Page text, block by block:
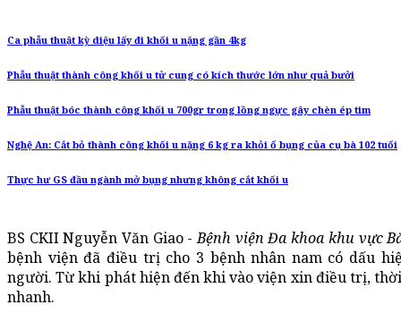
Ca phẫu thuật kỳ diệu lấy đi khối u nặng gần 4kg
Phẫu thuật thành công khối u tử cung có kích thước lớn như quả bưởi
Phẫu thuật bóc thành công khối u 700gr trong lồng ngực gây chèn ép tim
Nghệ An: Cắt bỏ thành công khối u nặng 6 kg ra khỏi ổ bụng của cụ bà 102 tuổi
Thực hư GS đầu ngành mở bụng nhưng không cắt khối u
BS CKII Nguyễn Văn Giao -Bệnh viện Đa khoa khu vực
bệnh viện đã điều trị cho 3 bệnh nhân nam có dấu
người. Từ khi phát hiện đến khi vào viện xin điều trị,
nhanh.